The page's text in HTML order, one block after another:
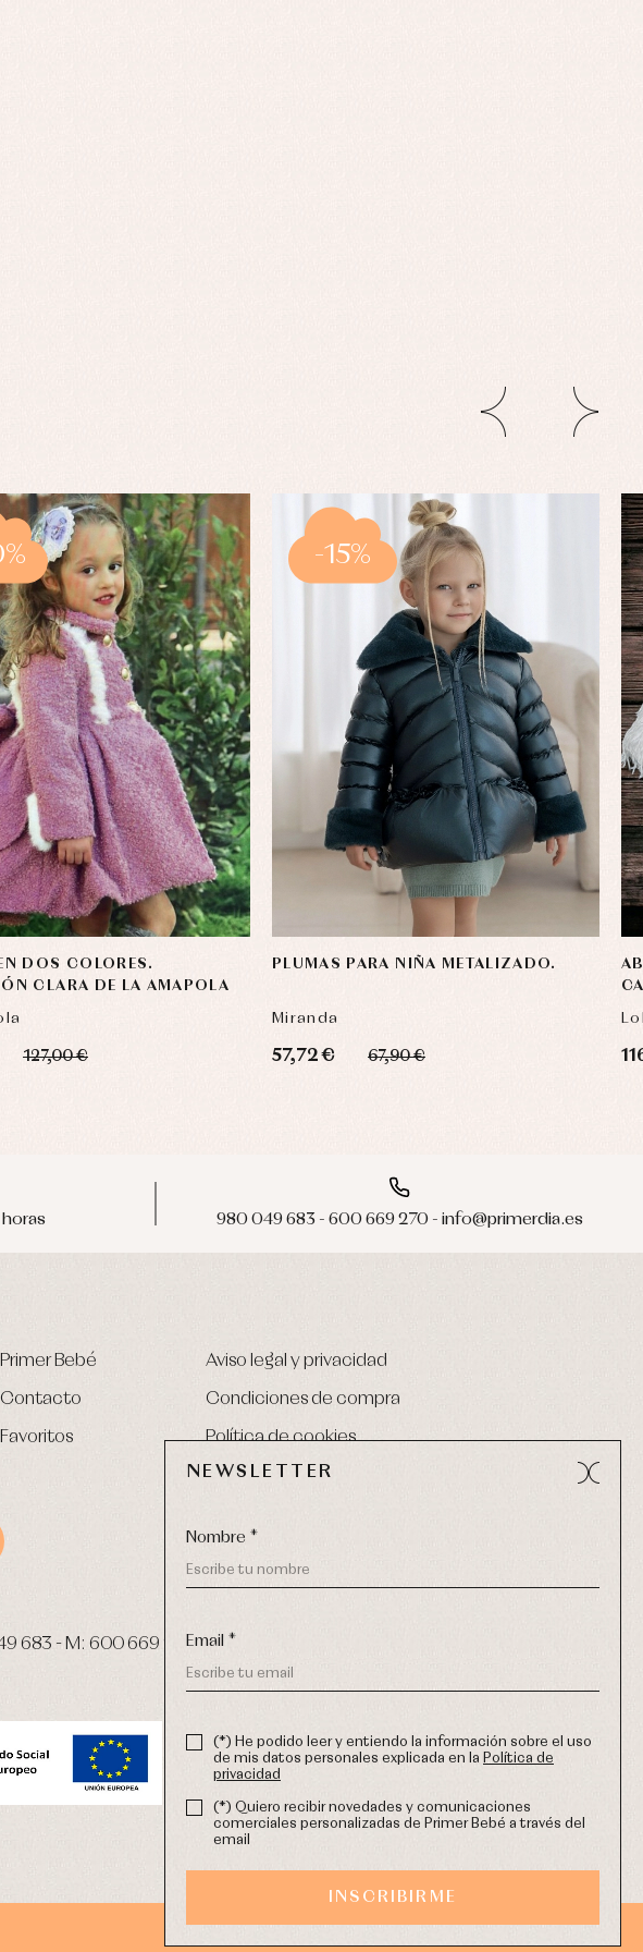
DOS COLORES.
CLARA DE LA AMAPOLA
127,00 €
PLUMAS PARA NIÑA METALIZADO.
Miranda
57,72 € 67,90 €
-15%
980 049 683 - 600 669 270 - info@primerdia.es
Primer Bebé
Contacto
Favoritos
Aviso legal y privacidad
Condiciones de compra
Política de cookies
683 - M: 600 669 270-email:
NEWSLETTER
Nombre *
Email *
(*) He podido leer y entiendo la información sobre el uso
de mis datos personales explicada en la Política de
privacidad
(*) Quiero recibir novedades y comunicaciones
comerciales personalizadas de Primer Bebé a través del
email
INSCRIBIRME